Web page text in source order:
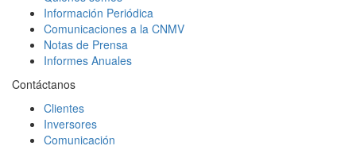
Información Periódica
Comunicaciones a la CNMV
Notas de Prensa
Informes Anuales
Contáctanos
Clientes
Inversores
Comunicación